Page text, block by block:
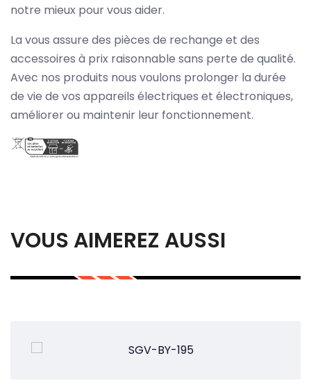
notre mieux pour vous aider.
La vous assure des pièces de rechange et des
accessoires à prix raisonnable sans perte de qualité.
Avec nos produits nous voulons prolonger la durée
de vie de vos appareils électriques et électroniques,
améliorer ou maintenir leur fonctionnement.
VOUS AIMEREZ AUSSI